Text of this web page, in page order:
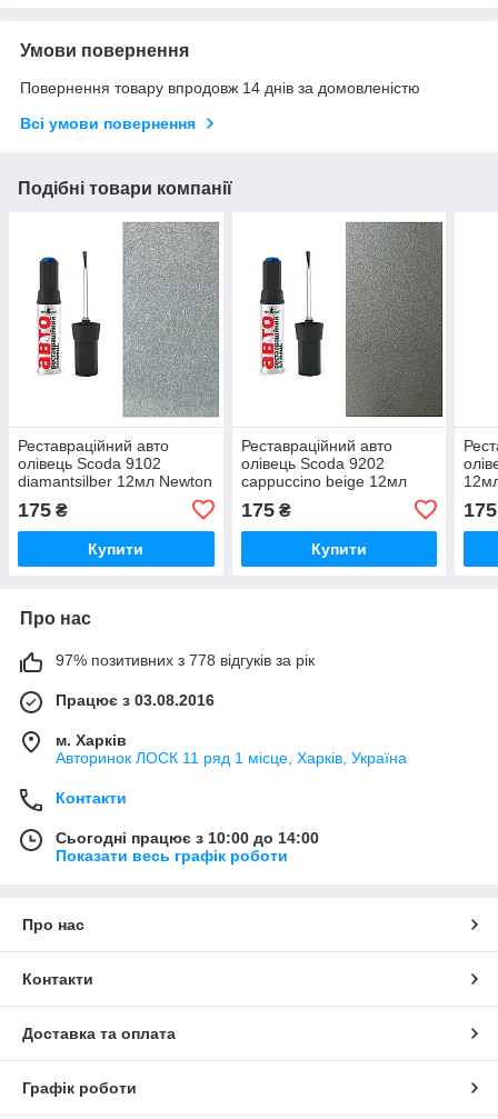
Умови повернення
Повернення товару впродовж 14 днів за домовленістю
Всі умови повернення
Подібні товари компанії
Реставраційний авто
олівець Scoda 9102
diamantsilber 12мл Newton
175 ₴
Купити
Реставраційний авто
олівець Scoda 9202
cappuccino beige 12мл
175₴
Купити
175
Про нас
97% позитивних з 778 відгуків за рік
Працює з 03.08.2016
м. Харків
Авторинок ЛОСК 11 ряд 1 місце, Харків, Україна
Контакти
Сьогодні працює з 10:00 до 14:00
Показати весь графік роботи
Про нас
Контакти
Доставка та оплата
Графік роботи